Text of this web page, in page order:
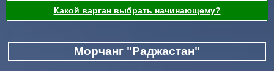
Какой варган выбрать начинающему?
Морчанг "Раджастан"